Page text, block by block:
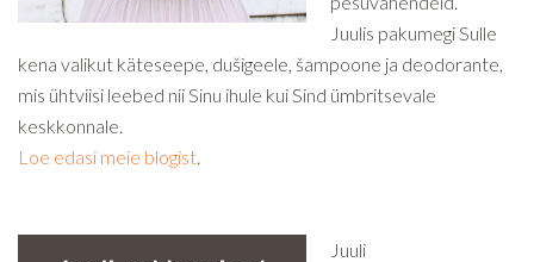
Juulis pakumegi Sulle
kena valikut käteseepe, dušigeele, šampoone ja deodorante,
mis ühtviisi leebed nii Sinu ihule kui Sind ümbritsevale
keskkonnale.
Loe edasi meie blogist.
Juuli